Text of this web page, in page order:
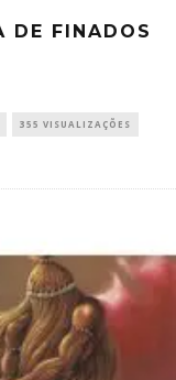
DE FINADOS
355 VISUALIZAÇÕES